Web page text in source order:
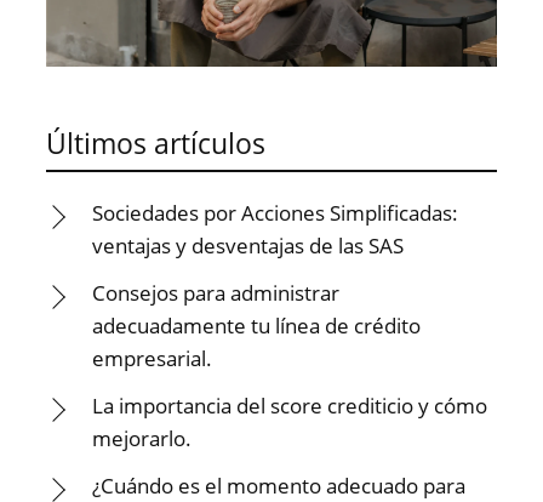
Últimos artículos
Sociedades por Acciones Simplificadas:
ventajas y desventajas de las SAS
Consejos para administrar
adecuadamente tu línea de crédito
empresarial.
La importancia del score crediticio y cómo
mejorarlo.
¿Cuándo es el momento adecuado para